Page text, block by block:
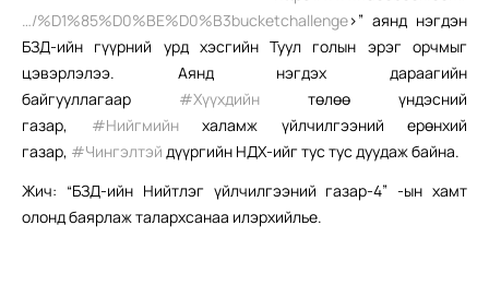
…/%D1%85%D0%BE%D0%B3bucketchallenge>” аянд нэгдэн
БЗД-ийн гүүрний урд хэсгийн Туул голын эрэг орчмыг
цэвэрлэлээ. Аянд нэгдэх дараагийн
байгууллагаар ‪#‎Хүүхдийн‬ төлөө үндэсний
газар, ‪#‎Нийгмийн‬халамж үйлчилгээний ерөнхий
газар, ‪#‎Чингэлтэй‬ дүүргийн НДХ-ийг тус тус дуудаж байна.
Жич: “БЗД-ийн Нийтлэг үйлчилгээний газар-4” -ын хамт
олонд баярлаж талархсанаа илэрхийлье.